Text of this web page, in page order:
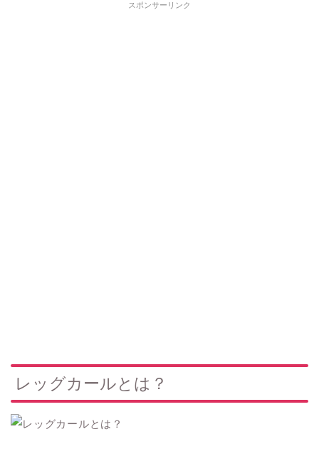
スポンサーリンク
レッグカールとは？